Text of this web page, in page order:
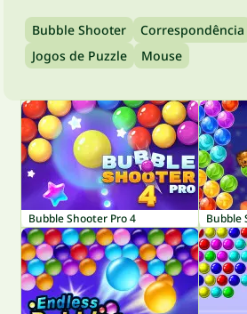
Bubble Shooter Correspondência
Jogos de Puzzle
Mouse
Bubble Shooter Pro 4 Bubble